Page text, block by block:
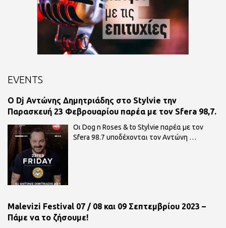
EVENTS
O Dj Αντώνης Δημητριάδης στο Stylvie την
Παρασκευή 23 Φεβρουαρίου παρέα με τον Sfera 98,7.
Οι Dog n Roses & to Stylvie παρέα με τον
Sfera 98.7 υποδέχονται τον Αντώνη …
Malevizi Festival 07 / 08 και 09 Σεπτεμβρίου 2023 –
Πάμε να το ζήσουμε!